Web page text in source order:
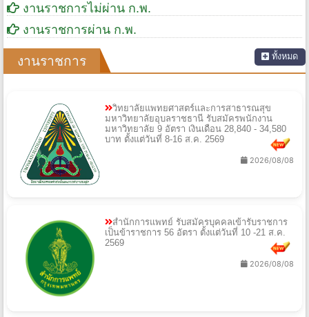
งานราชการไม่ผ่าน ก.พ.
งานราชการผ่าน ก.พ.
งานราชการ ทั้งหมด
วิทยาลัยแพทยศาสตร์และการสาธารณสุข
มหาวิทยาลัยอุบลราชธานี รับสมัครพนักงาน
มหาวิทยาลัย 9 อัตรา เงินเดือน 28,840 - 34,580
บาท ตั้งแต่วันที่ 8-16 ส.ค. 2569
2026/08/08
สำนักการแพทย์ รับสมัครบุคคลเข้ารับราชการ
เป็นข้าราชการ 56 อัตรา ตั้งแต่วันที่ 10 -21 ส.ค.
2569
2026/08/08